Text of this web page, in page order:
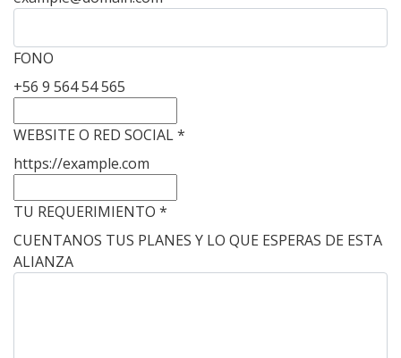
FONO
+56 9 564 54 565
WEBSITE O RED SOCIAL *
https://example.com
TU REQUERIMIENTO *
CUENTANOS TUS PLANES Y LO QUE ESPERAS DE ESTA
ALIANZA